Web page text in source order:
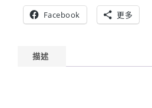
Facebook 更多
描述